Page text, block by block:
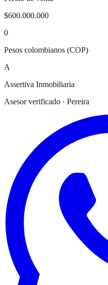
$600.000.000
0
Pesos colombianos (COP)
A
Assertiva Inmobiliaria
Asesor verificado · Pereira